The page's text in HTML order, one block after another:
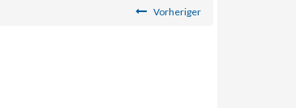
Vorheriger